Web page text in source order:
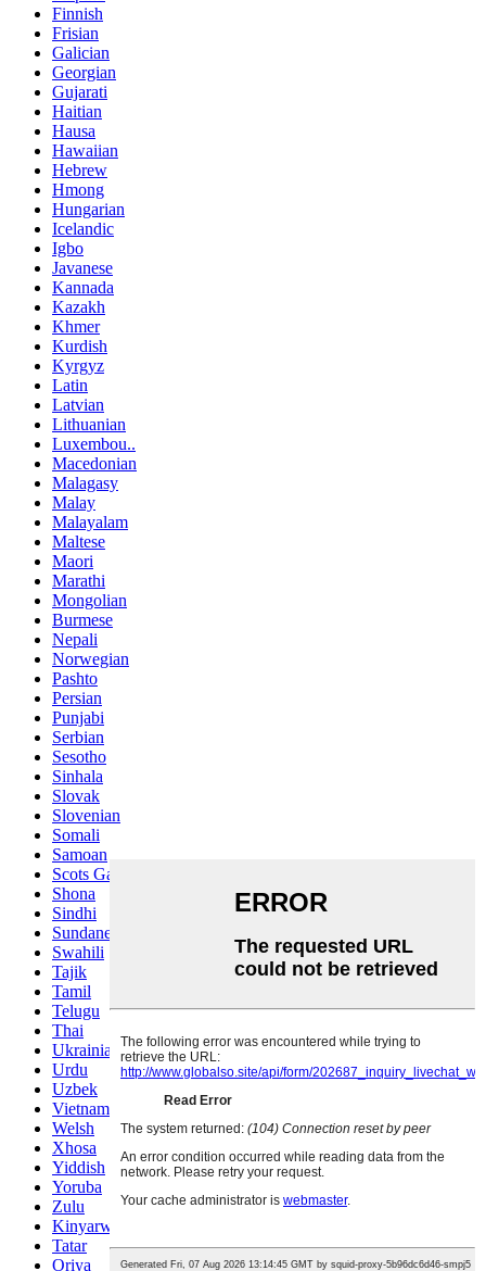
Finnish
Frisian
Galician
Georgian
Gujarati
Haitian
Hausa
Hawaiian
Hebrew
Hmong
Hungarian
Icelandic
Igbo
Javanese
Kannada
Kazakh
Khmer
Kurdish
Kyrgyz
Latin
Latvian
Lithuanian
Luxembou..
Macedonian
Malagasy
Malay
Malayalam
Maltese
Maori
Marathi
Mongolian
Burmese
Nepali
Norwegian
Pashto
Persian
Punjabi
Serbian
Sesotho
Sinhala
Slovak
Slovenian
Somali
Samoan
Scots Gaelic
Shona
Sindhi
Sundanese
Swahili
Tajik
Tamil
Telugu
Thai
Ukrainian
Urdu
Uzbek
Vietnamese
Welsh
Xhosa
Yiddish
Yoruba
Zulu
Kinyarwanda
Tatar
Oriya